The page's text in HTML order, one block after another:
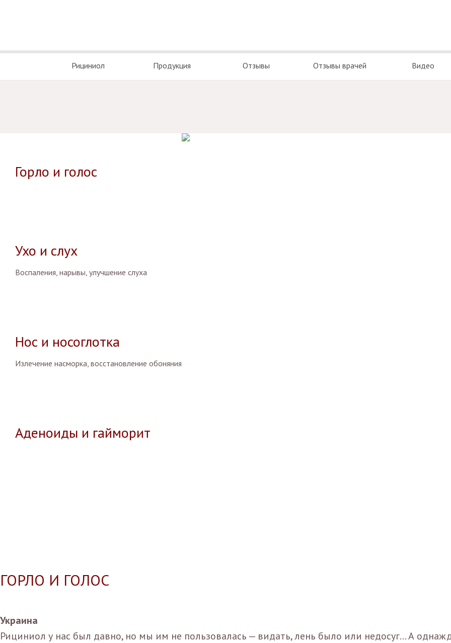
Рициниол Продукция Отзывы Отзывы врачей Видео
Горло и голос
Ухо и слух
Воспаления, нарывы, улучшение слуха
Нос и носоглотка
Излечение насморка, восстановление обоняния
Аденоиды и гайморит
ГОРЛО И ГОЛОС
Украина
Рициниол у нас был давно, но мы им не пользовалась — видать, лень было или недосуг... А